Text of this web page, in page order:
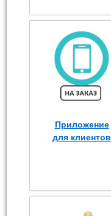
Приложение
для клиентов